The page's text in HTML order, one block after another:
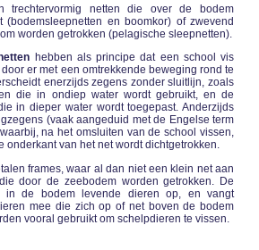
trechtervormig netten die over de bodem
(bodemsleepnetten en boomkor) of zwevend
worden getrokken (pelagische sleepnetten).
hebben als principe dat een school vis
er met een omtrekkende beweging rond te
enerzijds zegens zonder sluitlijn, zoals
die in ondiep water wordt gebruikt, en de
in dieper water wordt toegepast. Anderzijds
(vaak aangeduid met de Engelse term
na het omsluiten van de school vissen,
onderkant van het net wordt dichtgetrokken.
frames, waar al dan niet een klein net aan
door de zeebodem worden getrokken. De
in de bodem levende dieren op, en vangt
mee die zich op of net boven de bodem
vooral gebruikt om schelpdieren te vissen.